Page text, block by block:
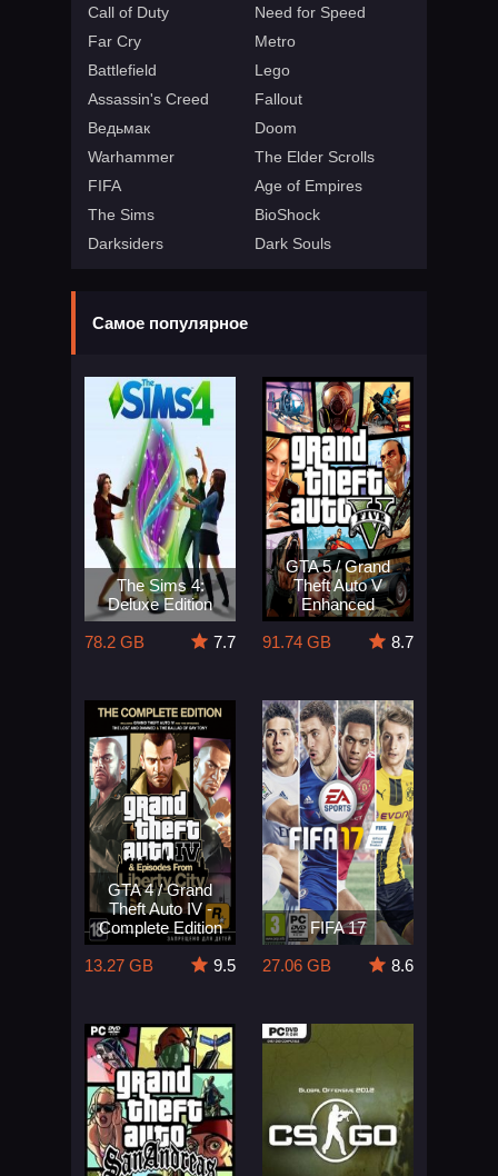
Call of Duty
Need for Speed
Far Cry
Metro
Battlefield
Lego
Assassin's Creed
Fallout
Ведьмак
Doom
Warhammer
The Elder Scrolls
FIFA
Age of Empires
The Sims
BioShock
Darksiders
Dark Souls
Самое популярное
The Sims 4:
Deluxe Edition
78.2 GB
7.7
GTA 5 / Grand
Theft Auto V
Enhanced
91.74 GB
8.7
GTA 4 / Grand
Theft Auto IV -
Complete Edition
13.27 GB
9.5
FIFA 17
27.06 GB
8.6